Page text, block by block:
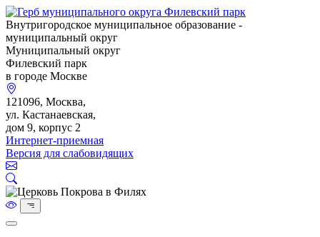
Внутригородское муниципальное образование -
муниципальный округ
Муниципальный округ
Филевский парк
в городе Москве
121096, Москва,
ул. Кастанаевская,
дом 9, корпус 2
Интернет-приемная
Версия для слабовидящих